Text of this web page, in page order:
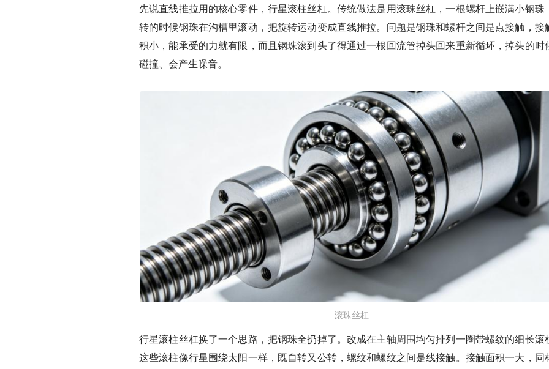
先说直线推拉用的核心零件， 行星滚柱丝杠。传统做法是用滚珠丝杠，一根螺杆上嵌满小钢珠
转的时候钢珠在沟槽里滚动，把旋转运动变成直线推拉。问题是钢珠和螺杆之间是点接触，接
积小，能承受的力就有限，而且钢珠滚到头了得通过一根回流管掉头回来重新循环，掉头的时
碰撞、会产生噪音。
滚珠丝杠
行星滚柱丝杠换了一个思路，把钢珠全扔掉了。 改成在主轴周围均匀排列一圈带螺纹的细长滚
这些滚柱像行星围绕太阳一样，既自转又公转，螺纹和螺纹之间是线接触。接触面积一大，同